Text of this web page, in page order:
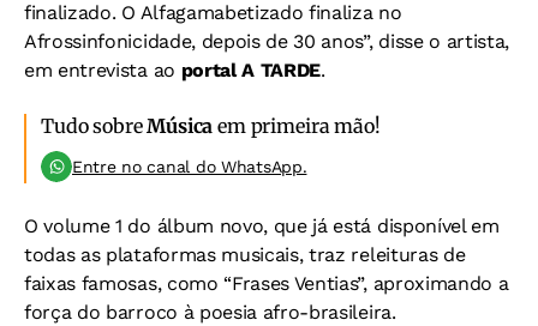
finalizado. O Alfagamabetizado finaliza no
Afrossinfonicidade, depois de 30 anos”, disse o artista,
em entrevista ao portal A TARDE.
Tudo sobreMúsica em primeira mão!
Entre no canal do WhatsApp.
O volume 1 do álbum novo, que já está disponível em
todas as plataformas musicais, traz releituras de
faixas famosas, como “Frases Ventias”, aproximando a
força do barroco à poesia afro-brasileira.